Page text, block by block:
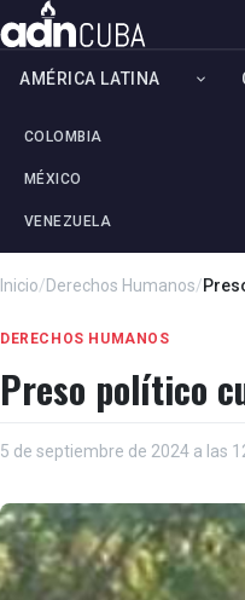
AMÉRICA LATINA
COLOMBIA
MÉXICO
VENEZUELA
Inicio/Derechos Humanos/
DERECHOS HUMANOS
Preso político
5 de septiembre de 2024 a las